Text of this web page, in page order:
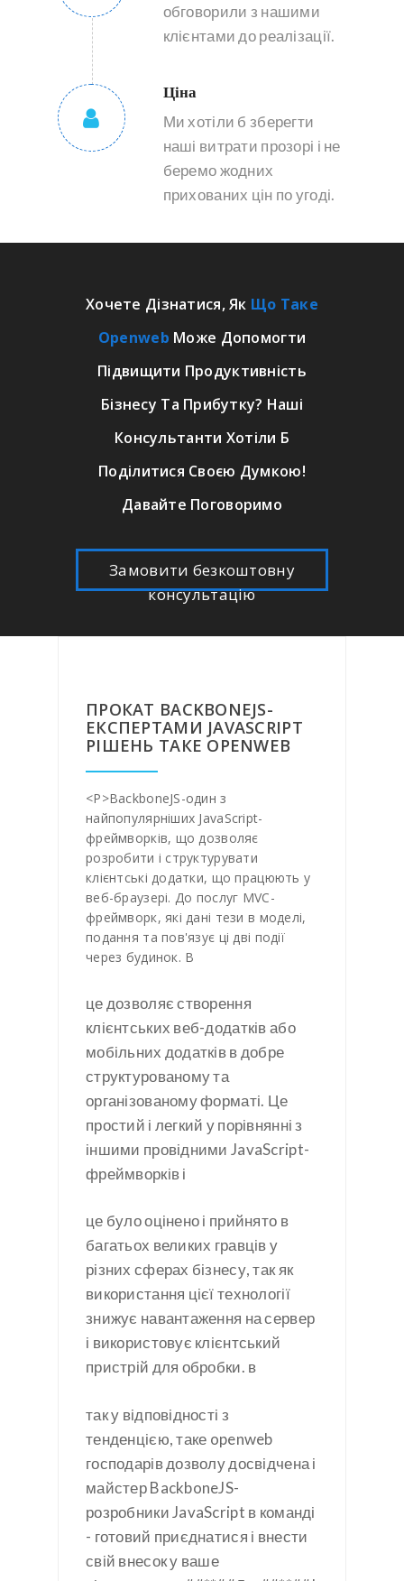
обговорили з нашими
клієнтами до реалізації.
Ціна
Ми хотіли б зберегти
наші витрати прозорі і не
беремо жодних
прихованих цін по угоді.
Хочете Дізнатися, Як Що Таке
Openweb Може Допомогти
Підвищити Продуктивність
Бізнесу Та Прибутку? Наші
Консультанти Хотіли Б
Поділитися Своєю Думкою!
Давайте Поговоримо
Замовити безкоштовну
консультацію
ПРОКАТ BACKBONEJS-
ЕКСПЕРТАМИ JAVASCRIPT
РІШЕНЬ ТАКЕ OPENWEB
<Р>BackboneJS-один з
найпопулярніших JavaScript-
фреймворків, що дозволяє
розробити і структурувати
клієнтські додатки, що працюють у
веб-браузері. До послуг MVC-
фреймворк, які дані тези в моделі,
подання та пов'язує ці дві події
через будинок. В
це дозволяє створення
клієнтських веб-додатків або
мобільних додатків в добре
структурованому та
організованому форматі. Це
простий і легкий у порівнянні з
іншими провідними JavaScript-
фреймворків і
це було оцінено і прийнято в
багатьох великих гравців у
різних сферах бізнесу, так як
використання цієї технології
знижує навантаження на сервер
і використовує клієнтський
пристрій для обробки. в
так у відповідності з
тенденцією, таке openweb
господарів дозволу досвідчена і
майстер BackboneJS-
розробники JavaScript в команді
- готовий приєднатися і внести
свій внесок у ваше